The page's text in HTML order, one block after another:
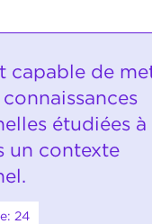
capable de
étudiées à
un contexte
24